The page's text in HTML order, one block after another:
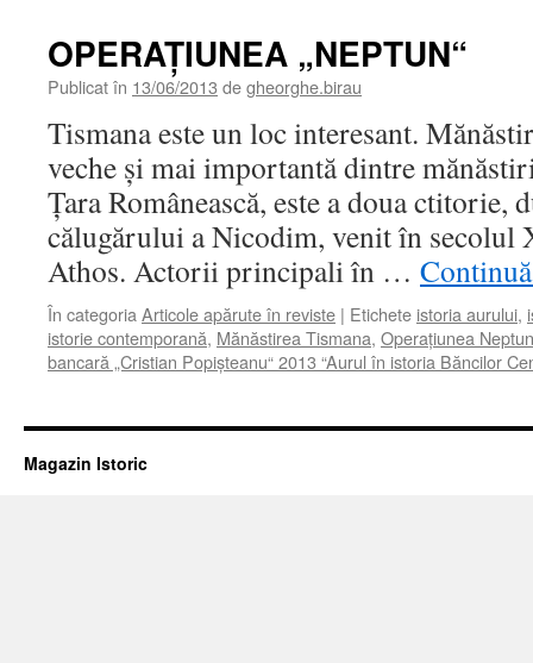
OPERAŢIUNEA „NEPTUN“
Publicat în 13/06/2013 degheorghe.birau
Tismana este un loc interesant.
veche şi mai importantă dintre
Ţara Românească, este a doua ctitorie,
călugărului a Nicodim, venit în secolul
Athos. Actorii principali în …
În categoria Articole apărute în reviste | Etichete istoria aurului,
istorie contemporană, Mănăstirea Tismana, Operaţiunea Neptun
bancară „Cristian Popişteanu“ 2013 “Aurul în istoria Băncilor
Magazin Istoric